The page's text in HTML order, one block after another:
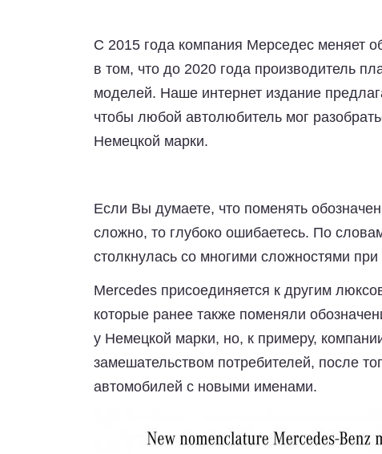
С 2015 года компания Мерседес меняет
в том, что до 2020 года производитель
моделей. Наше интернет издание
чтобы любой автолюбитель мог
Немецкой марки.
Если Вы думаете, что поменять
сложно, то глубоко ошибаетесь. По
столкнулась со многими сложностями
Mercedes присоединяется к другим
которые ранее также поменяли
у Немецкой марки, но, к примеру,
замешательством потребителей, после
автомобилей с новыми именами.